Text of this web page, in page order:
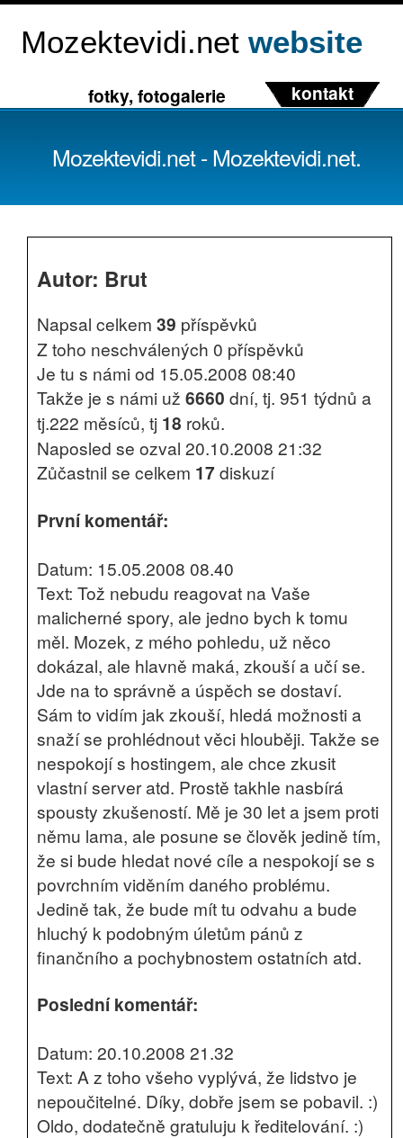
Mozektevidi.net website
fotky, fotogalerie kontakt
Mozektevidi.net - Mozektevidi.net.
Autor: Brut
Napsal celkem 39 příspěvků
Z toho neschválených 0 příspěvků
Je tu s námi od 15.05.2008 08:40
Takže je s námi už 6660 dní, tj. 951 týdnů a
tj.222 měsíců, tj 18 roků.
Naposled se ozval 20.10.2008 21:32
Zůčastnil se celkem 17diskuzí
První komentář:
Datum: 15.05.2008 08.40
Text: Tož nebudu reagovat na Vaše
malicherné spory, ale jedno bych k tomu
měl. Mozek, z mého pohledu, už něco
dokázal, ale hlavně maká, zkouší a učí se.
Jde na to správně a úspěch se dostaví.
Sám to vidím jak zkouší, hledá možnosti a
snaží se prohlédnout věci hlouběji. Takže se
nespokojí s hostingem, ale chce zkusit
vlastní server atd. Prostě takhle nasbírá
spousty zkušeností. Mě je 30 let a jsem proti
němu lama, ale posune se člověk jedině tím,
že si bude hledat nové cíle a nespokojí se s
povrchním viděním daného problému.
Jedině tak, že bude mít tu odvahu a bude
hluchý k podobným úletům pánů z
finančního a pochybnostem ostatních atd.
Poslední komentář:
Datum: 20.10.2008 21.32
Text: A z toho všeho vyplývá, že lidstvo je
nepoučitelné. Díky, dobře jsem se pobavil. :)
Oldo, dodatečně gratuluju k ředitelování. :)